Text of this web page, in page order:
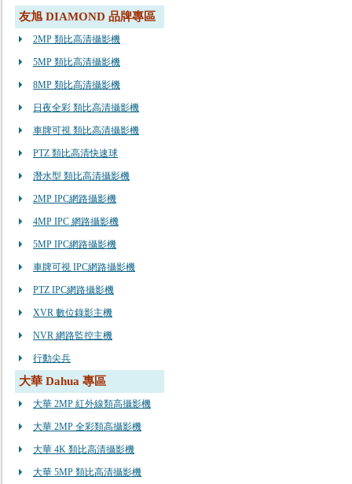
友旭 DIAMOND 品牌專區
2MP 類比高清攝影機
5MP 類比高清攝影機
8MP 類比高清攝影機
日夜全彩 類比高清攝影機
車牌可視 類比高清攝影機
PTZ 類比高清快速球
潛水型 類比高清攝影機
2MP IPC網路攝影機
4MP IPC 網路攝影機
5MP IPC網路攝影機
車牌可視 IPC網路攝影機
PTZ IPC網路攝影機
XVR 數位錄影主機
NVR 網路監控主機
行動尖兵
大華 Dahua 專區
大華 2MP 紅外線類高攝影機
大華 2MP 全彩類高攝影機
大華 4K 類比高清攝影機
大華 5MP 類比高清攝影機